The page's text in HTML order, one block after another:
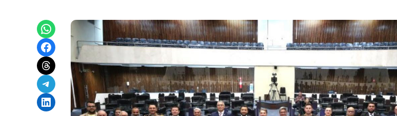
Share on WhatsApp
Share on Facebook
Share on Threads
Share on Telegram
Share on LinkedIn